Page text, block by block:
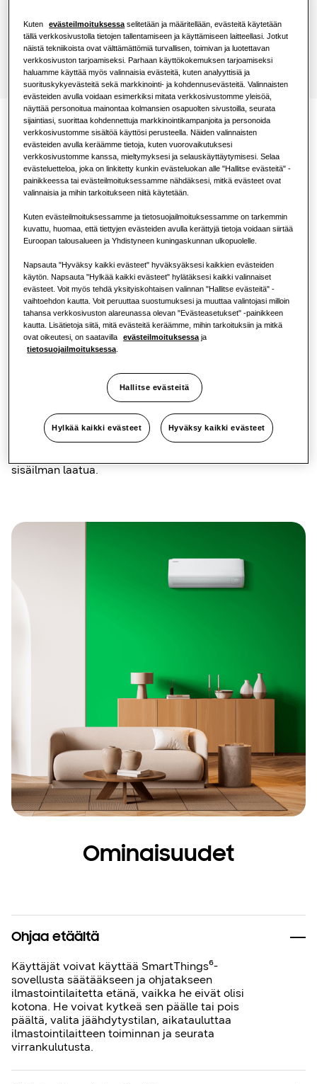
Ravintola
Toimisto
Kestävyys
One Samsung
Löydä asentaja
Dokumentaatio
Vaatimustenmukaisuusvakuutus
Download
Yksinkertainen muotoilu,
helppo ylläpitää
Luzon S2 on ihanteellinen ilmastointilaite käyttäjille,
jotka haluavat jäähdyttää pienempää tilaa tehokkaasti.
Laitteen hillitty muotoilu auttaa sitä sulautumaan
helposti käyttäjien sisätiloihin. Luzon S2 -laitteessa on
Easy Filter Plus¹³ -suodatin, joka sijaitsee laitteen päällä
ja on helppo puhdistaa. Tämä suodatin myös ottaa kiinni
sisäilman laatua.
Ominaisuudet
Ohjaa etäältä
Käyttäjät voivat käyttää SmartThings⁶-
sovellusta säätääkseen ja ohjatakseen
ilmastointilaitetta etänä, vaikka he eivät olisi
kotona. He voivat kytkeä sen päälle tai pois
päältä, valita jäähdytystilan, aikatauluttaa
ilmastointilaitteen toiminnan ja seurata
virrankulutusta.
Kuten evästeilmoituksessa selitetään ja määritellään, evästeitä käytetään
tällä verkkosivustolla tietojen tallentamiseen ja käyttämiseen laitteellasi. Jotkut
näistä tekniikoista ovat välttämättömiä turvallisen, toimivan ja luotettavan
verkkosivuston tarjoamiseksi. Parhaan käyttökokemuksen tarjoamiseksi
haluamme käyttää myös valinnaisia evästeitä, kuten analyyttisiä ja
suorituskykyevästeitä sekä markkinointi- ja kohdennusevästeitä. Valinnaisten
evästeiden avulla voidaan esimerkiksi mitata verkkosivustomme yleisöä,
näyttää personoitua mainontaa kolmansien osapuolten sivustoilla, seurata
sijaintiasi, suorittaa kohdennettuja markkinointikampanjoita ja personoida
verkkosivustomme sisältöä käyttösi perusteella. Näiden valinnaisten
evästeiden avulla keräämme tietoja, kuten vuorovaikutuksesi
verkkosivustomme kanssa, mieltymyksesi ja selauskäyttäytymisesi. Selaa
evästeluetteloa, joka on linkitetty kunkin evästeluokan alle "Hallitse evästeitä" -
painikkeessa tai evästeilmoituksessamme nähdäksesi, mitkä evästeet ovat
valinnaisia ja mihin tarkoitukseen niitä käytetään.
Kuten evästeilmoituksessamme ja tietosuojailmoituksessamme on tarkemmin
kuvattu, huomaa, että tiettyjen evästeiden avulla kerättyjä tietoja voidaan siirtää
Euroopan talousalueen ja Yhdistyneen kuningaskunnan ulkopuolelle.
Napsauta "Hyväksy kaikki evästeet" hyväksyäksesi kaikkien evästeiden
käytön. Napsauta "Hylkää kaikki evästeet" hylätäksesi kaikki valinnaiset
evästeet. Voit myös tehdä yksityiskohtaisen valinnan "Hallitse evästeitä" -
vaihtoehdon kautta. Voit peruuttaa suostumuksesi ja muuttaa valintojasi milloin
tahansa verkkosivuston alareunassa olevan "Evästeasetukset" -painikkeen
kautta. Lisätietoja siitä, mitä evästeitä keräämme, mihin tarkoituksiin ja mitkä
ovat oikeutesi, on saatavilla
evästeilmoituksessa ja
tietosuojailmoituksessa
Hallitse evästeitä
Hylkää kaikki evästeet Hyväksy kaikki evästeet